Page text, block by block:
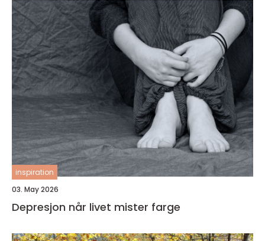
inspiration
03. May 2026
Depresjon når livet mister farge